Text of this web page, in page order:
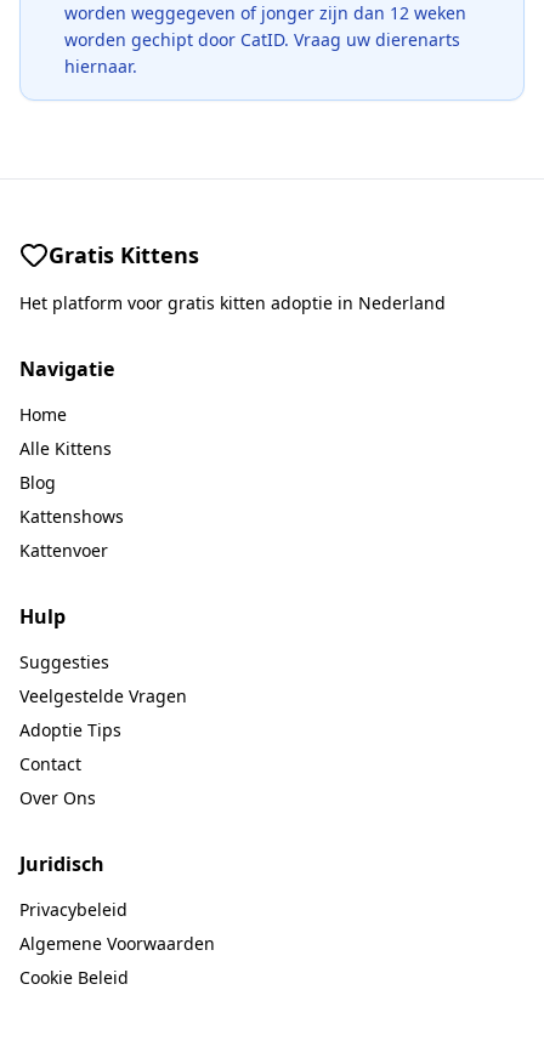
worden weggegeven of jonger zijn dan 12 weken
worden gechipt door CatID. Vraag uw dierenarts
hiernaar.
Gratis Kittens
Het platform voor gratis kitten adoptie in Nederland
Navigatie
Home
Alle Kittens
Blog
Kattenshows
Kattenvoer
Hulp
Suggesties
Veelgestelde Vragen
Adoptie Tips
Contact
Over Ons
Juridisch
Privacybeleid
Algemene Voorwaarden
Cookie Beleid